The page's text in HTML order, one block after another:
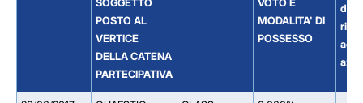
SOGGETTO
POSTO AL
VERTICE
DELLA CATENA
PARTECIPATIVA
VOTO E
MODALITA' DI
POSSESSO
di
ad